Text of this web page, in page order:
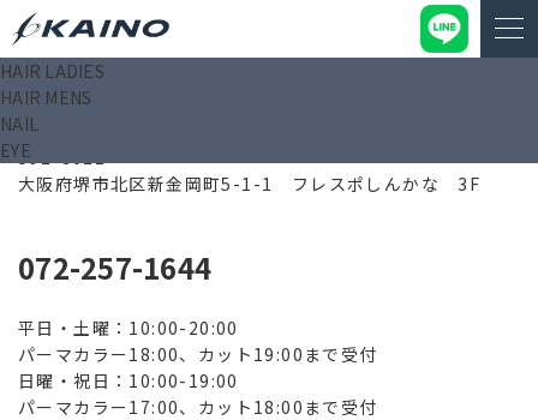
HAIR LADIES
HAIR MENS
NAIL
EYE
フレスポしんかな店
591-8021
大阪府堺市北区新金岡町5-1-1 フレスポしんかな 3F
072-257-1644
平日・土曜：10:00-20:00
パーマカラー18:00、カット19:00まで受付
日曜・祝日：10:00-19:00
パーマカラー17:00、カット18:00まで受付